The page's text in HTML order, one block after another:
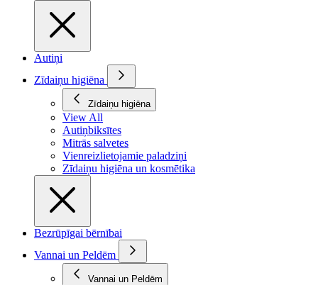
Autiņi
Zīdaiņu higiēna
Zīdaiņu higiēna
View All
Autiņbiksītes
Mitrās salvetes
Vienreizlietojamie paladziņi
Zīdaiņu higiēna un kosmētika
Bezrūpīgai bērnībai
Vannai un Peldēm
Vannai un Peldēm